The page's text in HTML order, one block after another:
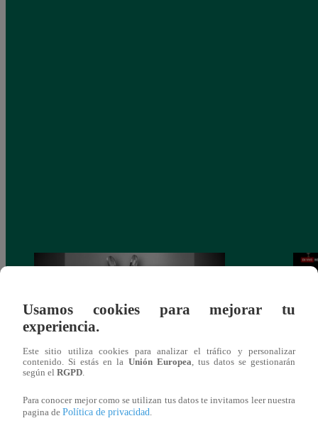
tras denunciar negligencia médica
lo
Usamos cookies para mejorar tu
experiencia.
Este sitio utiliza cookies para analizar el tráfico y personalizar
contenido. Si estás en la Unión Europea, tus datos se gestionarán
según el RGPD.
Para conocer mejor como se utilizan tus datos te invitamos leer nuestra
pagina de Política de privacidad.